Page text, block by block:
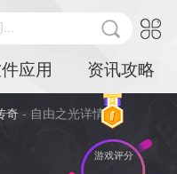
...
应用 资讯攻略
奇 - 自由之光详情
游戏评分